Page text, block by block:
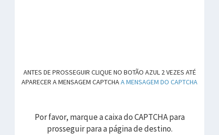
ANTES DE PROSSEGUIR CLIQUE NO BOTÃO AZUL 2 VEZES ATÉ
APARECER A MENSAGEM CAPTCHAA MENSAGEM DO CAPTCHA
Por favor, marque a caixa do CAPTCHA para
prosseguir para a página de destino.